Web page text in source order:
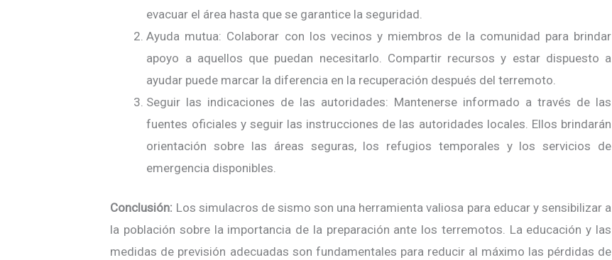
evacuar el área hasta que se garantice la seguridad.
Ayuda mutua: Colaborar con los vecinos y miembros de la comunidad para brindar
apoyo a aquellos que puedan necesitarlo. Compartir recursos y estar dispuesto a
ayudar puede marcar la diferencia en la recuperación después del terremoto.
Seguir las indicaciones de las autoridades: Mantenerse informado a través de las
fuentes oficiales y seguir las instrucciones de las autoridades locales. Ellos brindarán
orientación sobre las áreas seguras, los refugios temporales y los servicios de
emergencia disponibles.
Conclusión: Los simulacros de sismo son una herramienta valiosa para educar y sensibilizar a
la población sobre la importancia de la preparación ante los terremotos. La educación y las
medidas de previsión adecuadas son fundamentales para reducir al máximo las pérdidas de